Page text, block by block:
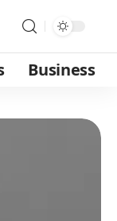
Business